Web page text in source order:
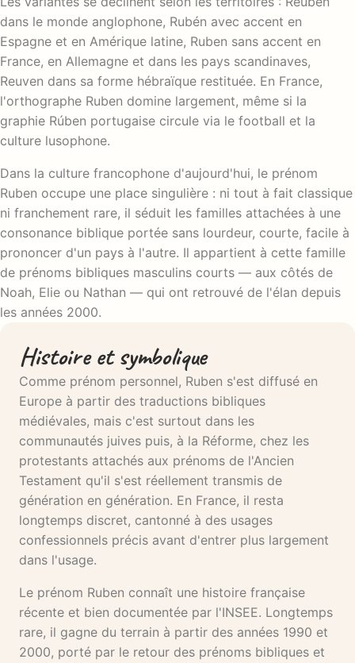
dans le monde anglophone, Rubén avec accent en
Espagne et en Amérique latine, Ruben sans accent en
France, en Allemagne et dans les pays scandinaves,
Reuven dans sa forme hébraïque restituée. En France,
l'orthographe Ruben domine largement, même si la
graphie Rúben portugaise circule via le football et la
culture lusophone.
Dans la culture francophone d'aujourd'hui, le prénom
Ruben occupe une place singulière : ni tout à fait classique
ni franchement rare, il séduit les familles attachées à une
consonance biblique portée sans lourdeur, courte, facile à
prononcer d'un pays à l'autre. Il appartient à cette famille
de prénoms bibliques masculins courts — aux côtés de
Noah, Elie ou Nathan — qui ont retrouvé de l'élan depuis
les années 2000.
Histoire et symbolique
Comme prénom personnel, Ruben s'est diffusé en
Europe à partir des traductions bibliques
médiévales, mais c'est surtout dans les
communautés juives puis, à la Réforme, chez les
protestants attachés aux prénoms de l'Ancien
Testament qu'il s'est réellement transmis de
génération en génération. En France, il resta
longtemps discret, cantonné à des usages
confessionnels précis avant d'entrer plus largement
dans l'usage.
Le prénom Ruben connaît une histoire française
récente et bien documentée par l'INSEE. Longtemps
rare, il gagne du terrain à partir des années 1990 et
2000, porté par le retour des prénoms bibliques et